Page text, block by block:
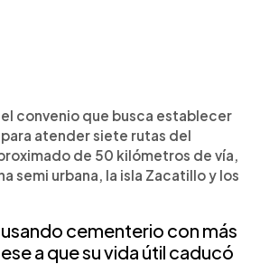
el convenio que busca establecer
atender siete rutas del
de 50 kilómetros de vía,
semi urbana, la isla Zacatillo y los
usando cementerio con más
a que su vida útil caducó